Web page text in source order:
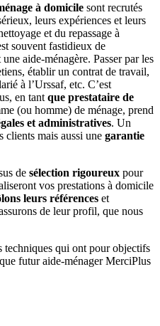
à domicile sont recrutés
leurs expériences et leurs
et du repassage à
souvent fastidieux de
aide-ménagère. Passer par les
établir un contrat de travail,
à l’Urssaf, etc. C’est
en tant que prestataire de
(ou homme) de ménage, prend
et administratives. Un
clients mais aussi une garantie
de sélection rigoureux pour
vos prestations à domicile
leurs références et
de leur profil, que nous
techniques qui ont pour objectifs
futur aide-ménager MerciPlus